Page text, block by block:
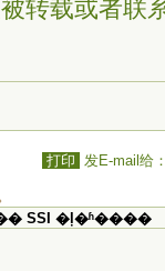
转载或者联
打印 发E-mail给
SSI �ļ�ʱ����